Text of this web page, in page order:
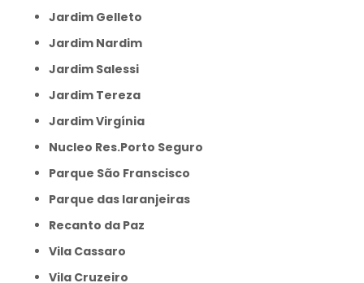
Jardim Gelleto
Jardim Nardim
Jardim Salessi
Jardim Tereza
Jardim Virgínia
Nucleo Res.Porto Seguro
Parque São Franscisco
Parque das laranjeiras
Recanto da Paz
Vila Cassaro
Vila Cruzeiro